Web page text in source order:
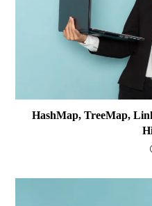
HashMap, TreeMap,